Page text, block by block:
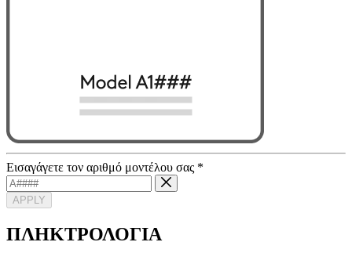
Εισαγάγετε τον αριθμό μοντέλου σας *
APPLY
ΠΛΗΚΤΡΟΛΟΓΙΑ